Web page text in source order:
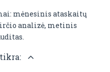
mėnesinis ataskaitų
analizė, metinis